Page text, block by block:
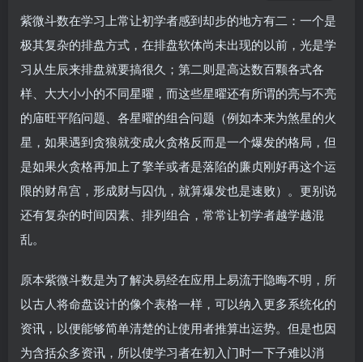
紫微斗数在学习上常让初学者感到却步的地方有二：一个是
极其复杂的排盘方式，在排盘软体尚未出现的以前，光是学
习从生辰来排盘就要搞很久；第二则是高达数百颗各式各
样、大大小小的不同星曜，而这些星曜还有所谓的亮与不亮
的庙旺平陷问题、各星曜的组合问题（例如本来为煞星的火
星，如果遇到贪狼就变成火贪格反而是一个爆发的格局，但
是如果火贪格再加上了擎羊或者是落陷的廉贞刚好再这个运
限的财帛宫，形成财与囚仇，就算爆发也是速败）。更别说
还有复杂的时间因素、排列组合，常常让初学者越学越混
乱。
原本紫微斗数是为了解决易经在应用上易流于隐晦不明，所
以古人将命盘设计的像个表格一样，可以纳入更多系统化的
资讯，以便能够简单清楚的让使用者推算出运势。但是也因
为含括众多资讯，所以使学习者在初入门时一下子难以消